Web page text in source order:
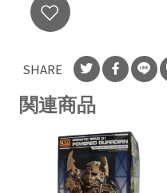
SHARE
関連商品